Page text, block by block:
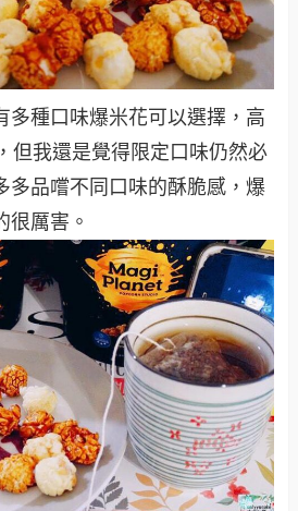
多種口味爆米花可以選擇，高
但我還是覺得限定口味仍然必
多品嚐不同口味的酥脆感，爆
很厲害。